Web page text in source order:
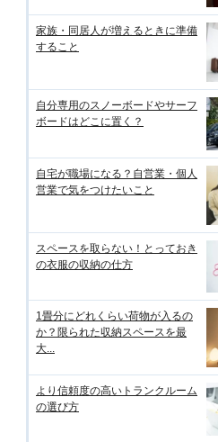
家族・同居人が増えるときに準備
すること
自分専用のスノーボードやサーフ
ボードはどこに置く？
自宅が職場になる？自営業・個人
営業で気をつけたいこと
スペースを取らない！とっておき
の衣服の収納の仕方
1畳分にどれくらい荷物が入るの
か？限られた収納スペースを最
大...
より信頼度の高いトランクルーム
の選び方